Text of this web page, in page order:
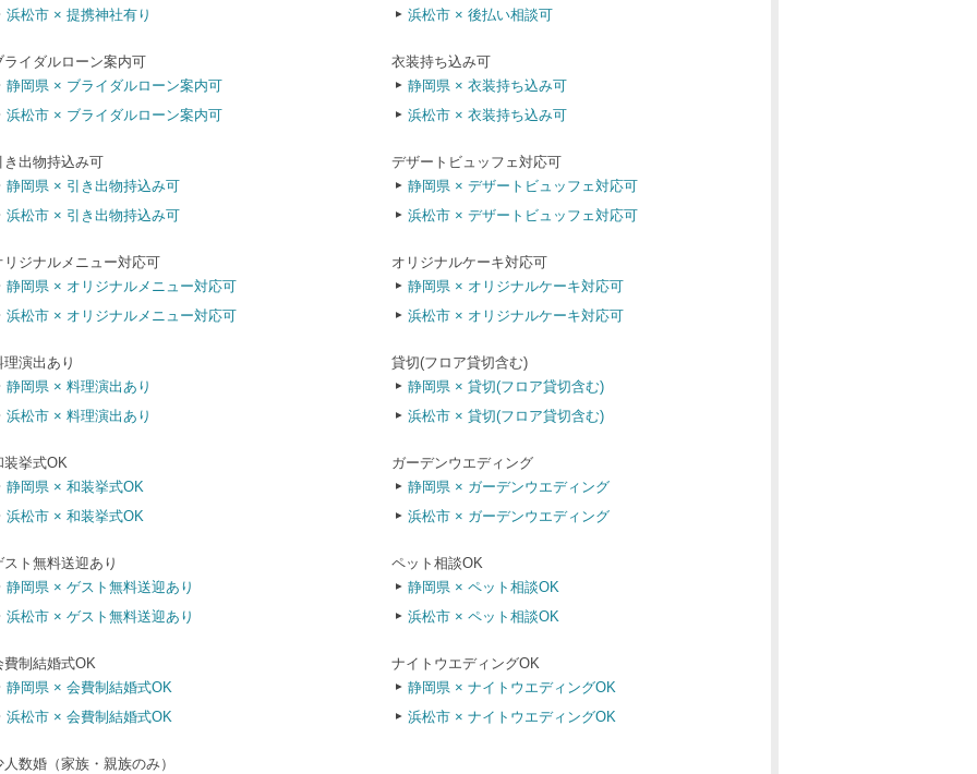
浜松市 × 提携神社有り
浜松市 × 後払い相談可
ライダルローン案内可
静岡県 × ブライダルローン案内可
浜松市 × ブライダルローン案内可
衣装持ち込み可
静岡県 × 衣装持ち込み可
浜松市 × 衣装持ち込み可
き出物持込み可
静岡県 × 引き出物持込み可
浜松市 × 引き出物持込み可
デザートビュッフェ対応可
静岡県 × デザートビュッフェ対応可
浜松市 × デザートビュッフェ対応可
リジナルメニュー対応可
静岡県 × オリジナルメニュー対応可
浜松市 × オリジナルメニュー対応可
オリジナルケーキ対応可
静岡県 × オリジナルケーキ対応可
浜松市 × オリジナルケーキ対応可
理演出あり
静岡県 × 料理演出あり
浜松市 × 料理演出あり
貸切(フロア貸切含む)
静岡県 × 貸切(フロア貸切含む)
浜松市 × 貸切(フロア貸切含む)
装挙式OK
静岡県 × 和装挙式OK
浜松市 × 和装挙式OK
ガーデンウエディング
静岡県 × ガーデンウエディング
浜松市 × ガーデンウエディング
スト無料送迎あり
静岡県 × ゲスト無料送迎あり
浜松市 × ゲスト無料送迎あり
ペット相談OK
静岡県 × ペット相談OK
浜松市 × ペット相談OK
費制結婚式OK
静岡県 × 会費制結婚式OK
浜松市 × 会費制結婚式OK
ナイトウエディングOK
静岡県 × ナイトウエディングOK
浜松市 × ナイトウエディングOK
人数婚（家族・親族のみ）